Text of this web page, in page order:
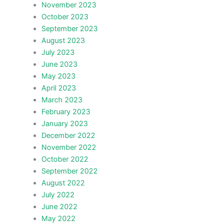
November 2023
October 2023
September 2023
August 2023
July 2023
June 2023
May 2023
April 2023
March 2023
February 2023
January 2023
December 2022
November 2022
October 2022
September 2022
August 2022
July 2022
June 2022
May 2022